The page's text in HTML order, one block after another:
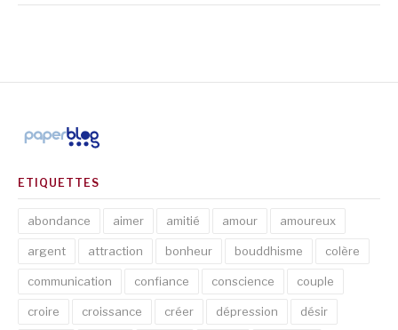
ETIQUETTES
abondance aimer amitié amour amoureux
argent attraction bonheur bouddhisme colère
communication confiance conscience couple
croire croissance créer dépression désir